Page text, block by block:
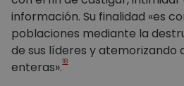
información. Su finalidad «es
poblaciones mediante la
de sus líderes y atemorizando
enteras».18